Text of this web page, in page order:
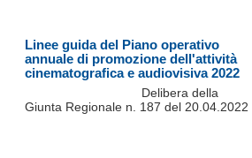
Linee guida del Piano operativo
annuale di promozione dell'attività
cinematografica e audiovisiva 2022
Delibera della
Giunta Regionale n. 187 del 20.04.2022